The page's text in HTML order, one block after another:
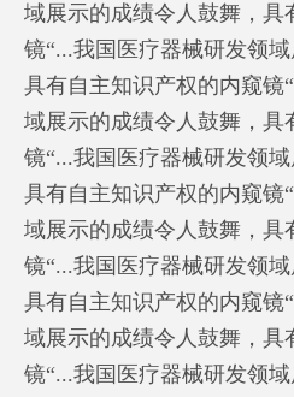
域展示的成绩令人鼓舞，具
镜“...我国医疗器械研发领
具有自主知识产权的内窥镜
域展示的成绩令人鼓舞，具
镜“...我国医疗器械研发领
具有自主知识产权的内窥镜
域展示的成绩令人鼓舞，具
镜“...我国医疗器械研发领
具有自主知识产权的内窥镜
域展示的成绩令人鼓舞，具
镜“...我国医疗器械研发领